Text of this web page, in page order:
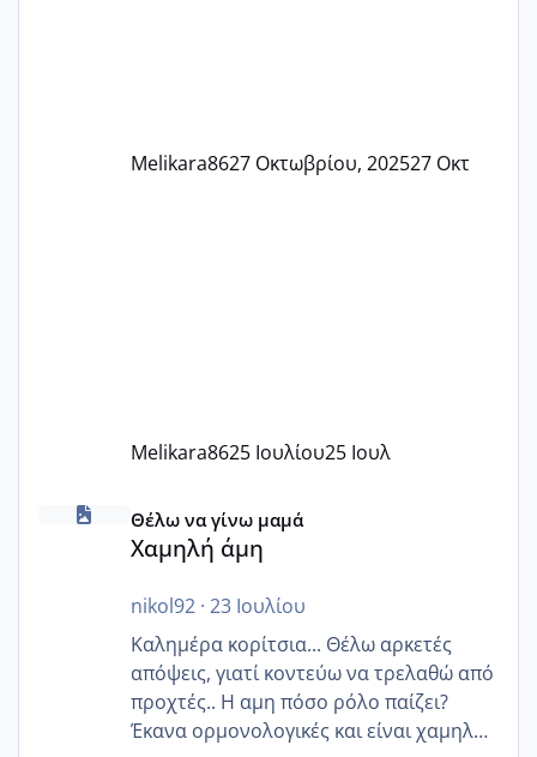
Melikara8627 Οκτωβρίου, 202527 Οκτ
Melikara8625 Ιουλίου25 Ιουλ
Χαμηλή άμη
Θέλω να γίνω μαμά
Χαμηλή άμη
nikol92· 23 Ιουλίου
Καλημέρα κορίτσια... Θέλω αρκετές
απόψεις, γιατί κοντεύω να τρελαθώ από
προχτές.. Η αμη πόσο ρόλο παίζει?
Έκανα ορμονολογικές και είναι χαμηλή